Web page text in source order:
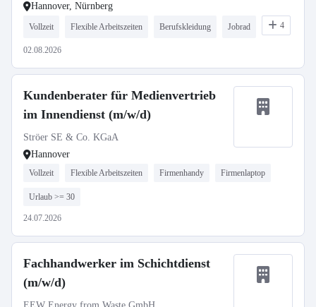
Hannover, Nürnberg
Vollzeit Flexible Arbeitszeiten Berufskleidung Jobrad 4
02.08.2026
Kundenberater für Medienvertrieb
im Innendienst (m/w/d)
Ströer SE & Co. KGaA
Hannover
Vollzeit Flexible Arbeitszeiten Firmenhandy Firmenlaptop
Urlaub >= 30
24.07.2026
Fachhandwerker im Schichtdienst
(m/w/d)